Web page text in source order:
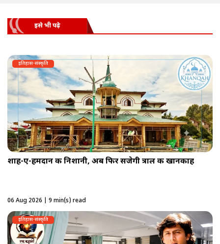
इसे भी पढ़े
इतिहास-संस्कृति
शाह-ए-हमदान की निशानी, अब फिर सजेगी त्राल की खानकाह
06 Aug 2026 | 9 min(s) read
इतिहास-संस्कृति